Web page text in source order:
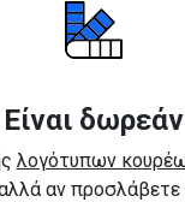
Είναι δωρεάν
λογότυπων
αν προσλάβετε